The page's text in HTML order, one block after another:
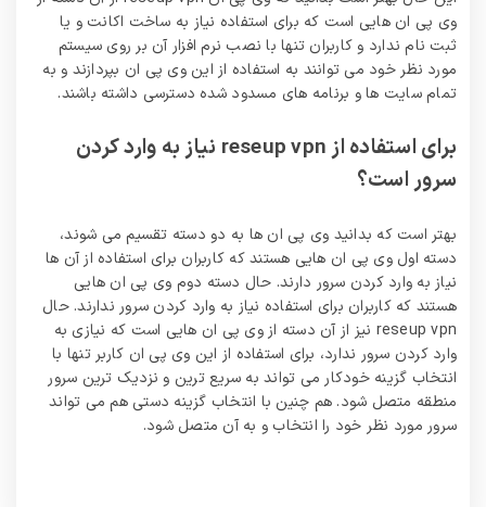
وی پی ان هایی است که برای استفاده نیاز به ساخت اکانت و یا
ثبت نام ندارد و کاربران تنها با نصب نرم افزار آن بر روی سیستم
مورد نظر خود می توانند به استفاده از این وی پی ان بپردازند و به
تمام سایت ها و برنامه های مسدود شده دسترسی داشته باشند.
برای استفاده از reseup vpn نیاز به وارد کردن
سرور است؟
بهتر است که بدانید وی پی ان ها به دو دسته تقسیم می شوند،
دسته اول وی پی ان هایی هستند که کاربران برای استفاده از آن ها
نیاز به وارد کردن سرور دارند. حال دسته دوم وی پی ان هایی
هستند که کاربران برای استفاده نیاز به وارد کردن سرور ندارند. حال
reseup vpn نیز از آن دسته از وی پی ان هایی است که نیازی به
وارد کردن سرور ندارد، برای استفاده از این وی پی ان کاربر تنها با
انتخاب گزینه خودکار می تواند به سریع ترین و نزدیک ترین سرور
منطقه متصل شود. هم چنین با انتخاب گزینه دستی هم می تواند
سرور مورد نظر خود را انتخاب و به آن متصل شود.